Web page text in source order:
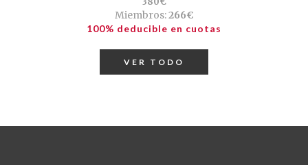
Miembros:266€
100% deducible en cuotas
VER TODO